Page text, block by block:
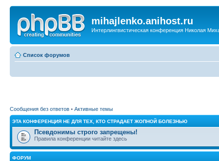
mihajlenko.anihost.ru
Интерлингвистическая конференция Николая
Список форумов
Сообщения без ответов • Активные темы
ЭТА КОНФЕРЕНЦИЯ НЕ ДЛЯ ТЕХ, КТО СТРАДАЕТ ЖОПНОЙ БОЛЕЗНЬЮ
Псевдонимы строго запрещены!
Правила конференции читайте здесь
ФОРУМ